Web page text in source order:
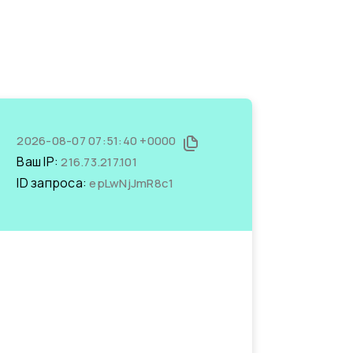
2026-08-07 07:51:40 +0000
Ваш IP:216.73.217.101
ID запроса:epLwNjJmR8c1